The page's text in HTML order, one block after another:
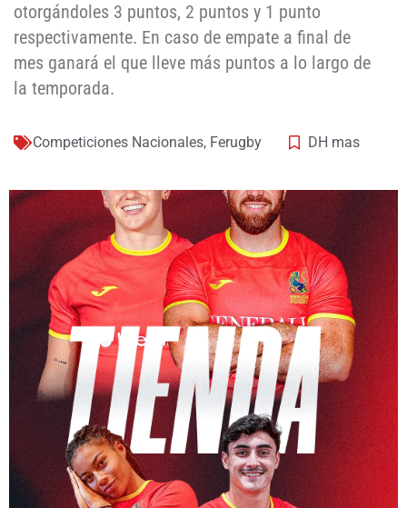
otorgándoles 3 puntos, 2 puntos y 1 punto
respectivamente. En caso de empate a final de
mes ganará el que lleve más puntos a lo largo de
la temporada.
Competiciones Nacionales, Ferugby DH mas